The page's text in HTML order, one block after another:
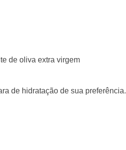
de oliva extra virgem
de hidratação de sua preferência.